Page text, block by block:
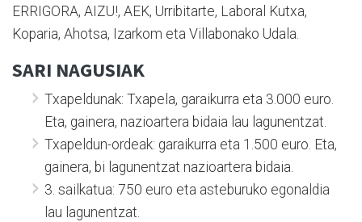
ERRIGORA, AIZU!, AEK, Urribitarte, Laboral Kutxa,
Koparia, Ahotsa, Izarkom eta Villabonako Udala.
SARI NAGUSIAK
Txapeldunak: Txapela, garaikurra eta 3.000 euro.
Eta, gainera, nazioartera bidaia lau lagunentzat.
Txapeldun-ordeak: garaikurra eta 1.500 euro. Eta,
gainera, bi lagunentzat nazioartera bidaia.
3. sailkatua: 750 euro eta asteburuko egonaldia
lau lagunentzat.